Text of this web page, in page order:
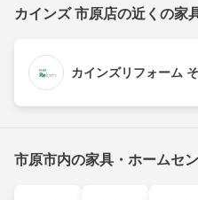
カインズ 市原店の近くの家
カインズリフォーム
市原市内の家具・ホームセ